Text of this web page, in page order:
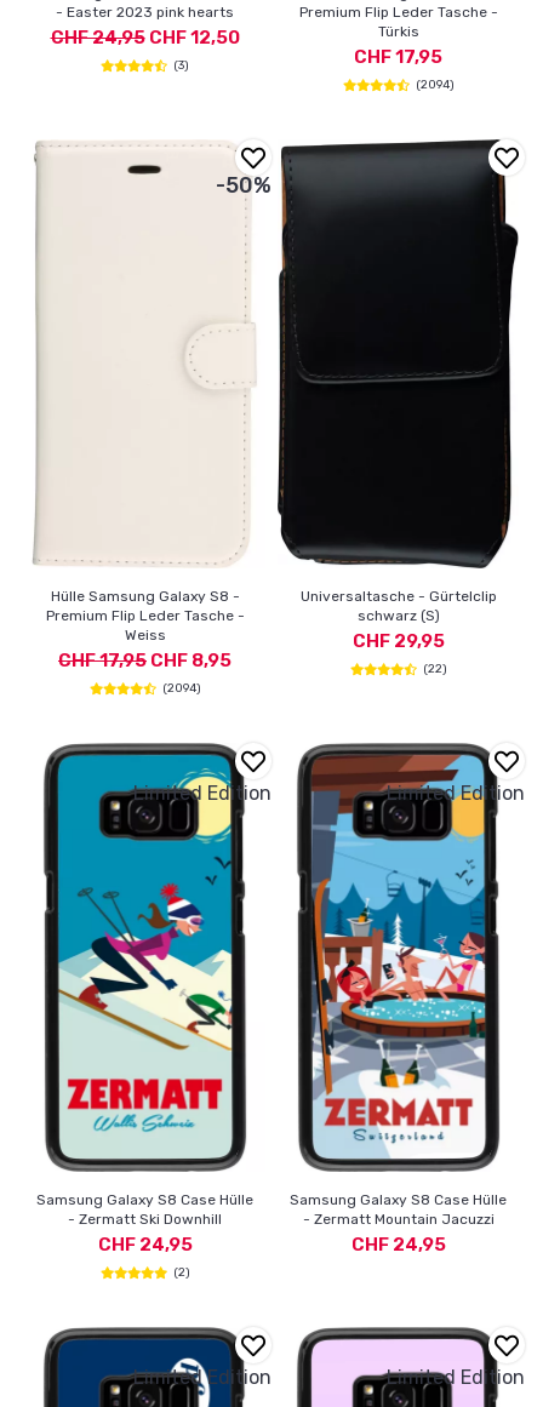
- Easter 2023 pink hearts
CHF 24,95CHF 12,50
(3)
Premium Flip Leder Tasche -
Türkis
CHF 17,95
(2094)
Hülle Samsung Galaxy S8 -
Premium Flip Leder Tasche -
Weiss
CHF 17,95 CHF 8,95
(2094)
-50%
Universaltasche - Gürtelclip
schwarz (S)
CHF 29,95
(22)
Samsung Galaxy S8 Case Hülle
- Zermatt Ski Downhill
CHF 24,95
(2)
Limited Edition
Samsung Galaxy S8 Case Hülle
- Zermatt Mountain Jacuzzi
CHF 24,95
Limited Edition
Limited Edition Limited Edition